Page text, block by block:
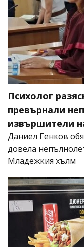
Психолог
превърнали
извършители
Даниел Генков
довела
Младежкия хълм